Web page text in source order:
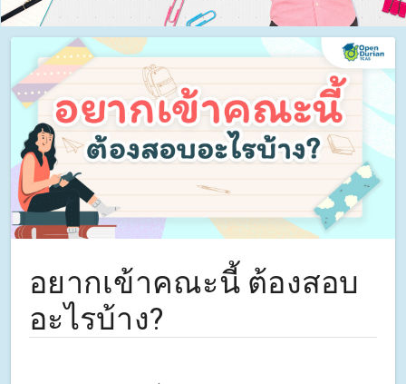
อยากเข้าคณะนี้ ต้องสอบ
อะไรบ้าง?